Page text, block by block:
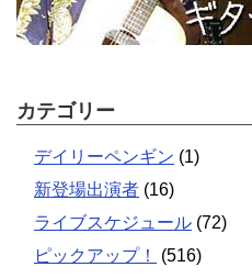
カテゴリー
デイリーペンギン (1)
新登場出演者 (16)
ライブスケジュール (72)
ピックアップ！
(516)